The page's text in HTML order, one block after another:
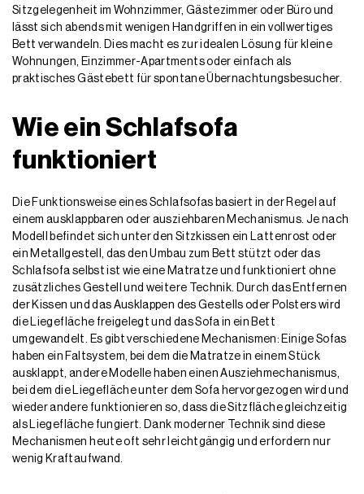
Sitzgelegenheit im Wohnzimmer, Gästezimmer oder Büro und
lässt sich abends mit wenigen Handgriffen in ein vollwertiges
Bett verwandeln. Dies macht es zur idealen Lösung für kleine
Wohnungen, Einzimmer-Apartments oder einfach als
praktisches Gästebett für spontane Übernachtungsbesucher.
Wie ein Schlafsofa
funktioniert
Die Funktionsweise eines Schlafsofas basiert in der Regel auf
einem ausklappbaren oder ausziehbaren Mechanismus. Je nach
Modell befindet sich unter den Sitzkissen ein Lattenrost oder
ein Metallgestell, das den Umbau zum Bett stützt oder das
Schlafsofa selbst ist wie eine Matratze und funktioniert ohne
zusätzliches Gestell und weitere Technik. Durch das Entfernen
der Kissen und das Ausklappen des Gestells oder Polsters wird
die Liegefläche freigelegt und das Sofa in ein Bett
umgewandelt. Es gibt verschiedene Mechanismen: Einige Sofas
haben ein Faltsystem, bei dem die Matratze in einem Stück
ausklappt, andere Modelle haben einen Ausziehmechanismus,
bei dem die Liegefläche unter dem Sofa hervorgezogen wird und
wieder andere funktionieren so, dass die Sitzfläche gleichzeitig
als Liegefläche fungiert. Dank moderner Technik sind diese
Mechanismen heute oft sehr leichtgängig und erfordern nur
wenig Kraftaufwand.